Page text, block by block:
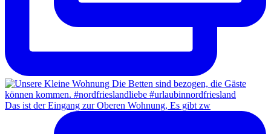
Das ist der Eingang zur Oberen Wohnung, Es gibt zw